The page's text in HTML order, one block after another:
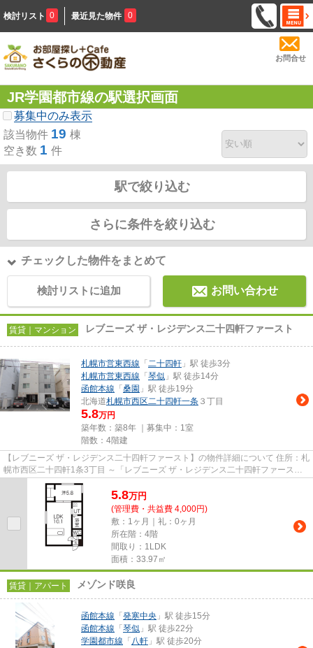
検討リスト 0 最近見た物件 0
お問合せ
JR学園都市線の駅選択画面
募集中のみ表示
該当物件 19 棟
空き数 1 件
駅で絞り込む
さらに条件を絞り込む
チェックした物件をまとめて
検討リストに追加 お問い合わせ
賃貸｜マンション レブニーズ ザ・レジデンス二十四軒ファースト
札幌市営東西線 「 二十四軒 」駅 徒歩3分
札幌市営東西線 「 琴似 」駅 徒歩14分
函館本線 「 桑園 」駅 徒歩19分
北海道札幌市西区二十四軒一条 ３丁目
5.8万円
築年数：築8年 ｜募集中： 1室
階数：4階建
【レブニーズ ザ・レジデンス二十四軒ファースト】の物件詳細について 住所：札
幌市西区二十四軒1条3丁目 ～「レブニーズ ザ・レジデンス二十四軒ファース
5.8万円
(管理費・共益費 4,000円)
敷：1ヶ月｜礼：0ヶ月
所在階：4階
間取り：1LDK
面積：33.97㎡
賃貸｜アパート メゾンド咲良
函館本線 「 発寒中央 」駅 徒歩15分
函館本線 「 琴似 」駅 徒歩22分
学園都市線 「 八軒 」駅 徒歩20分